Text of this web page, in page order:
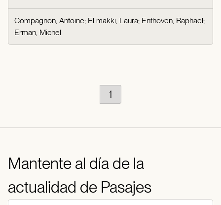
Compagnon, Antoine; El makki, Laura; Enthoven, Raphaël;
Erman, Michel
1
Mantente al día de la
actualidad de Pasajes